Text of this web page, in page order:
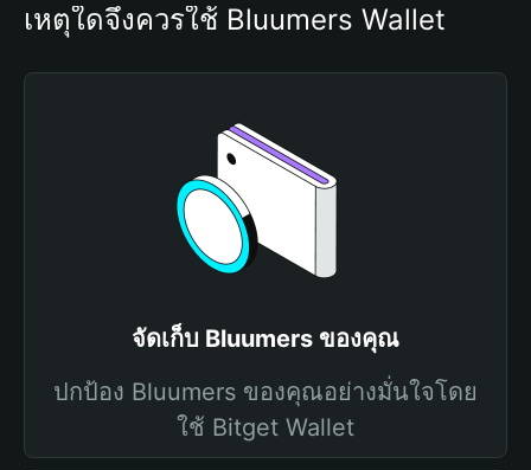
เหตุใดจึงควรใช้ Bluumers Wallet
จัดเก็บ Bluumers ของคุณ
ปกป้อง Bluumers ของคุณอย่างมั่นใจโดย
ใช้ Bitget Wallet